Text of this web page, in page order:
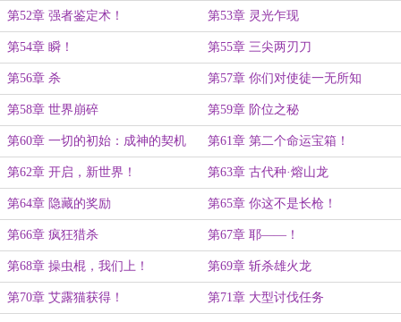
第52章 强者鉴定术！ 第53章 灵光乍现
第54章 瞬！ 第55章 三尖两刃刀
第56章 杀 第57章 你们对使徒一无所知
第58章 世界崩碎 第59章 阶位之秘
第60章 一切的初始：成神的契机
（3k）
第61章 第二个命运宝箱！
（3K））
第62章 开启，新世界！ 第63章 古代种·熔山龙
第64章 隐藏的奖励 第65章 你这不是长枪！
第66章 疯狂猎杀 第67章 耶——！
第68章 操虫棍，我们上！ 第69章 斩杀雄火龙
第70章 艾露猫获得！ 第71章 大型讨伐任务